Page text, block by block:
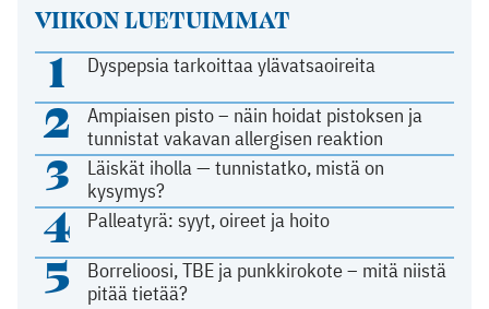
VIIKON LUETUIMMAT
1 Dyspepsia tarkoittaa ylävatsaoireita
2
Ampiaisen pisto – näin hoidat pistoksen ja
tunnistat vakavan allergisen reaktion
3
Läiskät iholla — tunnistatko, mistä on
kysymys?
4 Palleatyrä: syyt, oireet ja hoito
5
Borrelioosi, TBE ja punkkirokote – mitä niistä
pitää tietää?